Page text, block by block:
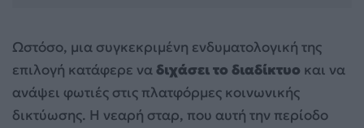
Ωστόσο, μια συγκεκριμένη ενδυματολογική της
επιλογή κατάφερε ναδιχάσει το διαδίκτυο και να
ανάψει φωτιές στις πλατφόρμες κοινωνικής
δικτύωσης. Η νεαρή σταρ, που αυτή την περίοδο